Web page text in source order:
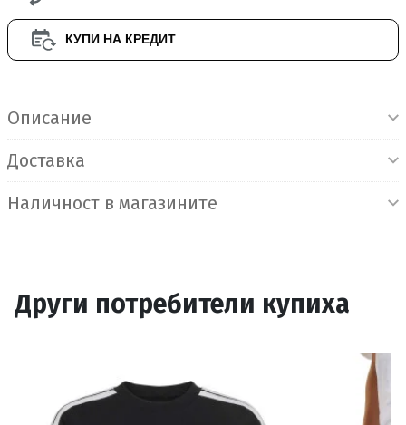
КУПИ НА КРЕДИТ
Описание
Доставка
Наличност в магазините
Други потребители купиха